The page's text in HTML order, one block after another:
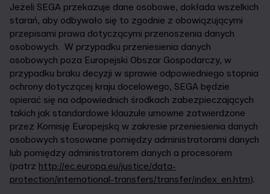
Jeżeli SEGA przekazuje dane osobowe, dokłada wszelkich
starań, aby odbywało się to zgodnie z obowiązującymi
przepisami prawa dotyczącymi przenoszenia danych
osobowych. W przypadku przeniesienia danych
osobowych poza Europejski Obszar Gospodarczy, w
przypadku braku decyzji w sprawie odpowiedniego stopnia
ochrony dotyczącej kraju docelowego, SEGA będzie
opierać się na odpowiednich środkach zabezpieczających
takich jak standardowe klauzule umowne zatwierdzone
przez Komisję Europejską w zakresie przeniesienia danych
osobowych stosowane pomiędzy administratorami danych
lub pomiędzy administratorem danych a procesorem
(patrz http://ec.europa.eu/justice/data-
protection/international-transfers/transfer/index_en.htm).